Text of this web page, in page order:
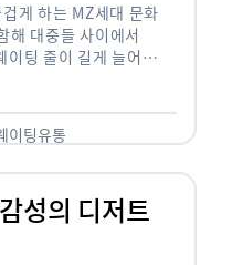
게 하는 MZ세대 문화
해 대중들 사이에서
이팅 줄이 길게 늘어서
이팅유통
성의 디저트